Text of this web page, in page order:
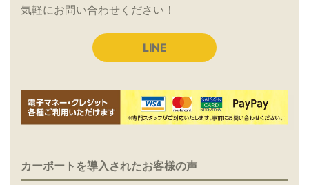
気軽にお問い合わせください！
LINE
カーポートを導入されたお客様の声